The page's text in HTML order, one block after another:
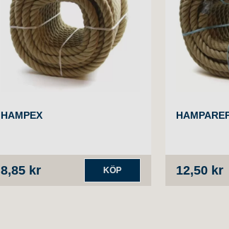
HAMPEX
8,85 kr KÖP 12,50 kr